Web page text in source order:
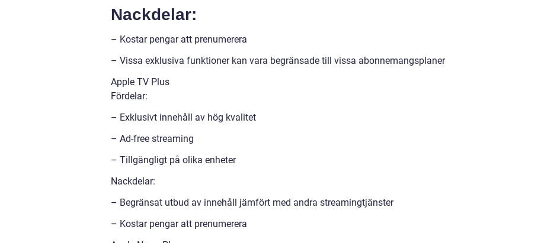
Nackdelar:
– Kostar pengar att prenumerera
– Vissa exklusiva funktioner kan vara begränsade till vissa abonnemangsplaner
Apple TV Plus
Fördelar:
– Exklusivt innehåll av hög kvalitet
– Ad-free streaming
– Tillgängligt på olika enheter
Nackdelar:
– Begränsat utbud av innehåll jämfört med andra streamingtjänster
– Kostar pengar att prenumerera